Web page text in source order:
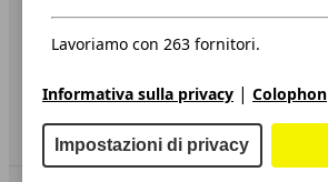
Privacy
Dichiarazione di Accessibilità
Servizi
Area rivenditori
Lavoriamo con 263 fornitori.
Informativa sulla privacy | Colophon
Impostazioni di privacy